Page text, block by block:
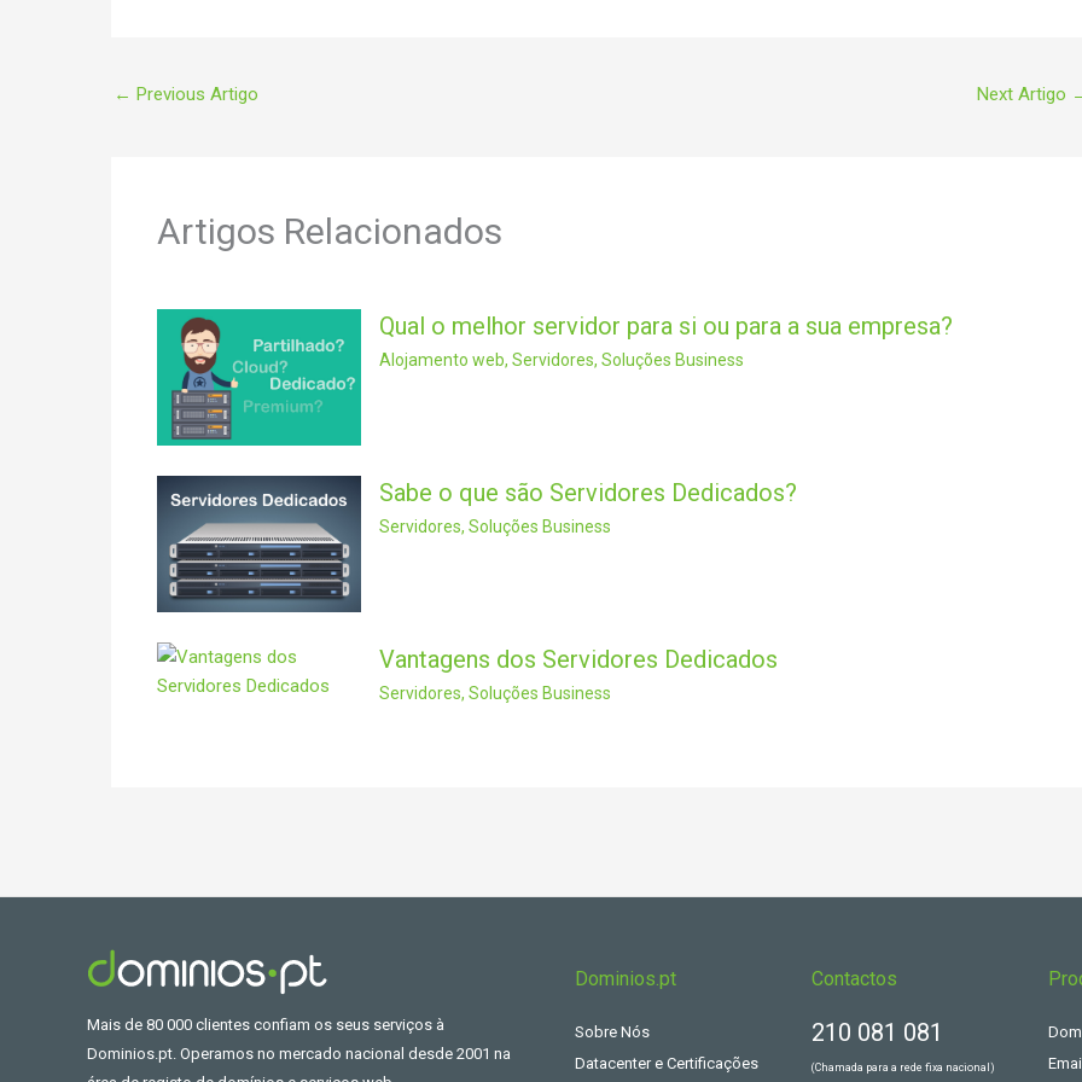
← Previous Artigo Next Artigo
Artigos Relacionados
Qual o melhor servidor para si ou para a sua empresa?
Alojamento web, Servidores, Soluções Business
Sabe o que são Servidores Dedicados?
Servidores, Soluções Business
Vantagens dos Servidores Dedicados
Servidores, Soluções Business
Mais de 80 000 clientes confiam os seus serviços à
Dominios.pt. Operamos no mercado nacional desde 2001 na
Dominios.pt
Sobre Nós
Datacenter e Certificações
Contactos
210 081 081
(Chamada para a rede fixa nacional)